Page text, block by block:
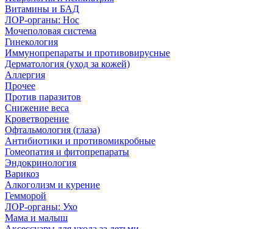
Витамины и БАД
ЛОР-органы: Нос
Мочеполовая система
Гинекология
Иммунопрепараты и противовирусные
Дерматология (уход за кожей)
Аллергия
Прочее
Против паразитов
Снижение веса
Кроветворение
Офтальмология (глаза)
Антибиотики и противомикробные
Гомеопатия и фитопрепараты
Эндокринология
Варикоз
Алкоголизм и курение
Гемморой
ЛОР-органы: Ухо
Мама и малыш